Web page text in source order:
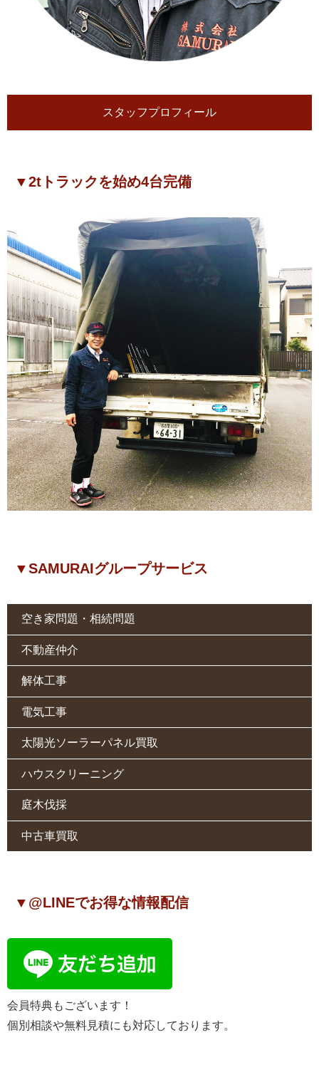
スタッフプロフィール
▼2tトラックを始め4台完備
▼SAMURAIグループサービス
空き家問題・相続問題
不動産仲介
解体工事
電気工事
太陽光ソーラーパネル買取
ハウスクリーニング
庭木伐採
中古車買取
▼@LINEでお得な情報配信
会員特典もございます！
個別相談や無料見積にも対応しております。